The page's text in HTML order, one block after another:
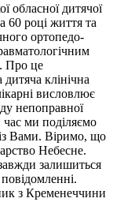
обласної дитячої
60 році життя та
ортопедо-
Про це
клінічна
висловлює
непоправної
ми поділяємо
Вами. Віримо, що
Небесне.
залишиться
з Кременеччини